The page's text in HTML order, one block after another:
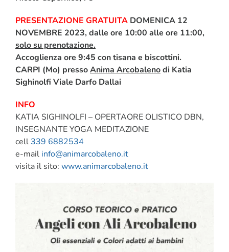
PRESENTAZIONE GRATUITA DOMENICA 12
NOVEMBRE 2023, dalle ore 10:00 alle ore 11:00,
solo su prenotazione.
Accoglienza ore 9:45 con tisana e biscottini.
CARPI (Mo) pressoAnima Arcobalenodi Katia
Sighinolfi Viale Darfo Dallai
INFO
KATIA SIGHINOLFI – OPERTAORE OLISTICO DBN,
INSEGNANTE YOGA MEDITAZIONE
cell 339 6882534
e-mail info@animarcobaleno.it
visita il sito: www.animarcobaleno.it